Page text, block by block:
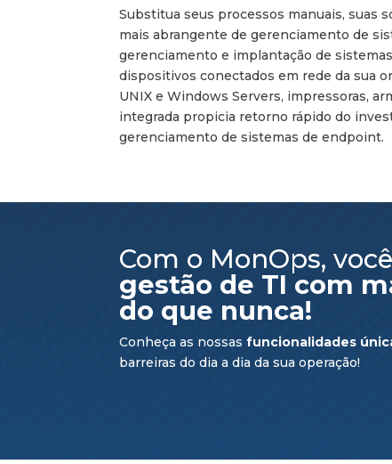
Substitua seus processos manuais, suas
mais abrangente de gerenciamento de
gerenciamento e implantação de
dispositivos conectados em rede da sua
UNIX e Windows Servers, impressoras,
integrada propicia retorno rápido do
gerenciamento de sistemas de endpoint.
Com o MonOps,
gestão de TI com
do que nunca!
Conheça as nossas funcionalidades
barreiras do dia a dia da sua operação!